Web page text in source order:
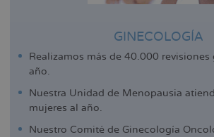
GINECOLOGÍA
Realizamos más de 40.000
año.
Nuestra Unidad de Menopausia
mujeres al año.
Nuestro Comité de Ginecología